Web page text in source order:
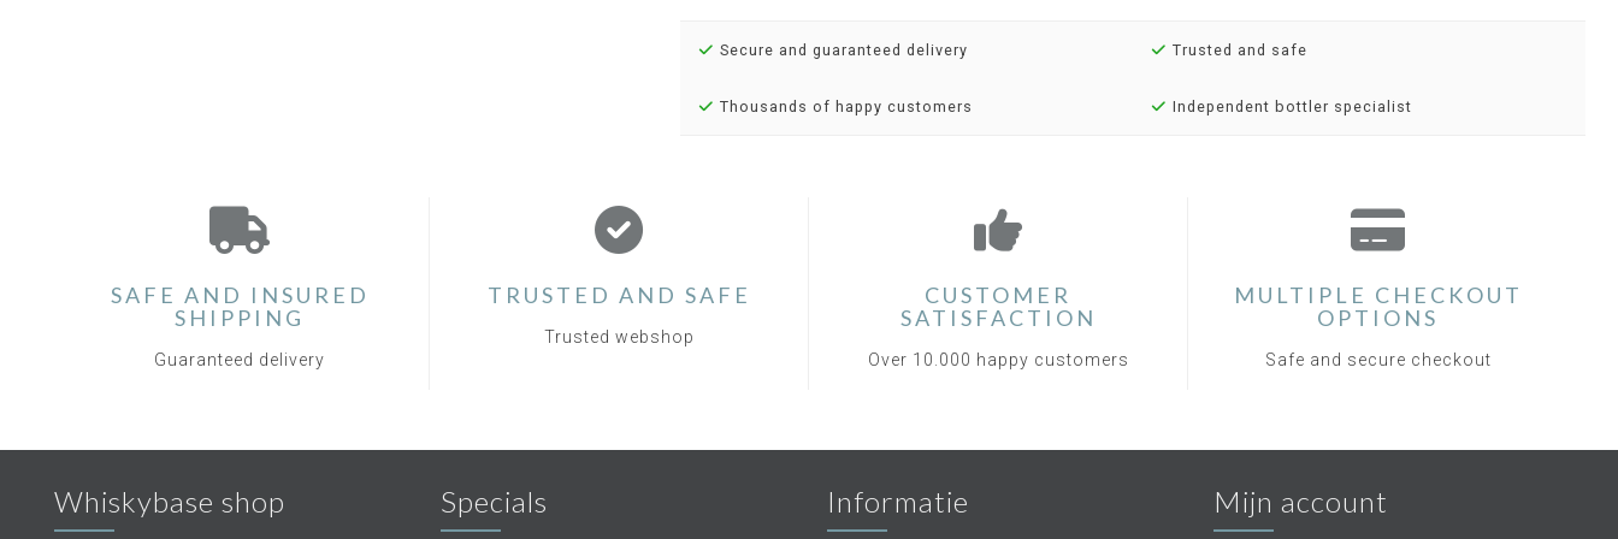
Secure and guaranteed delivery Trusted and safe
Thousands of happy customers Independent bottler specialist
SAFE AND INSURED
SHIPPING
Guaranteed delivery
TRUSTED AND SAFE
Trusted webshop
CUSTOMER
SATISFACTION
Over 10.000 happy customers
MULTIPLE CHECKOUT
OPTIONS
Safe and secure checkout
Whiskybase shop Specials Informatie Mijn account